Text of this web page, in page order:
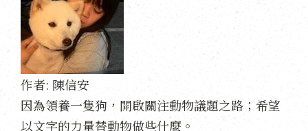
作者: 陳信安
因為領養一隻狗，開啟關注動物議題之路；希望
以文字的力量替動物做些什麼。